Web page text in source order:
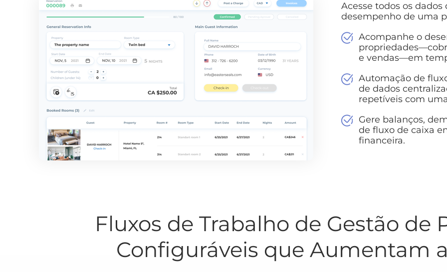
Acesse todos os
desempenho de uma
Acompanhe o
e vendas—em
Automação de
de dados
repetíveis com
Gere balanços,
de fluxo de caixa
financeira.
Fluxos de Trabalho de Gestão de
Configuráveis que Aumentam